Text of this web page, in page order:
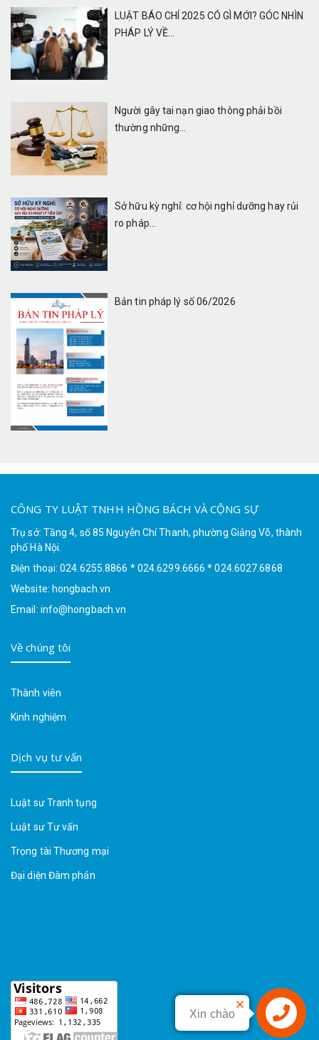
LUẬT BÁO CHÍ 2025 CÓ GÌ MỚI? GÓC NHÌN
PHÁP LÝ VỀ...
Người gây tai nạn giao thông phải bồi
thường những...
Sở hữu kỳ nghỉ: cơ hội nghỉ dưỡng hay rủi
ro pháp...
Bản tin pháp lý số 06/2026
CÔNG TY LUẬT TNHH HỒNG BÁCH VÀ CỘNG SỰ
Trụ sở: Tầng 4, số 85 Nguyễn Chí Thanh, phường Giảng Võ, thành
phố Hà Nội.
Điện thoại: 024.6255.8866 * 024.6299.6666 * 024.6027.6868
Website: hongbach.vn
Email: info@hongbach.vn
Về chúng tôi
Thành viên
Kinh nghiệm
Dịch vụ tư vấn
Luật sư Tranh tụng
Luật sư Tư vấn
Trọng tài Thương mại
Đại diện Đàm phán
Liên hệ
Xin chào